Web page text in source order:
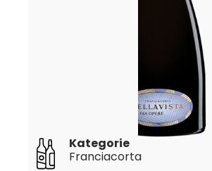
Kategorie
Franciacorta